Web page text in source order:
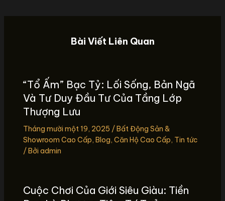
Bài Viết Liên Quan
“Tổ Ấm” Bạc Tỷ: Lối Sống, Bản Ngã
Và Tư Duy Đầu Tư Của Tầng Lớp
Thượng Lưu
Tháng mười một 19, 2025 /Bất Động Sản &
Showroom Cao Cấp, Blog, Căn Hộ Cao Cấp, Tin tức
/ Bởi admin
Cuộc Chơi Của Giới Siêu Giàu: Tiền